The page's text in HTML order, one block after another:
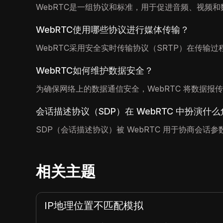
WebRTC是一组协议和标准，用于促进音频、视频
WebRTC使用哪些协议进行媒体传输？
WebRTC采用安全实时传输协议（SRTP）在传输过
WebRTC如何维护数据安全？
为确保网络上的数据通信安全，WebRTC 将数据报
会话描述协议（SDP）在 WebRTC 中扮演什么
SDP（会话描述协议）被 WebRTC 用于协商会话
相关主题
IP地理位置不匹配模拟